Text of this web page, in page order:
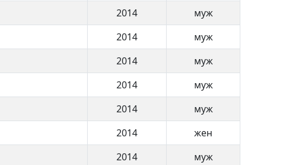
2014
муж
2014
муж
2014
муж
2014
муж
2014
муж
2014
жен
2014
муж